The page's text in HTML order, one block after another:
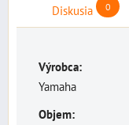
Diskusia 0
Výrobca:
Yamaha
Objem: